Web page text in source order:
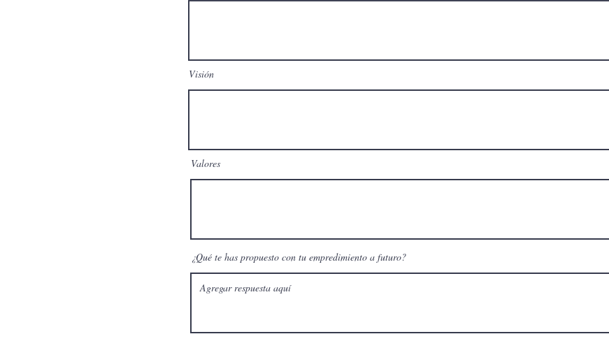
Visión
Valores
¿Qué te has propuesto con tu empredimiento a futuro?